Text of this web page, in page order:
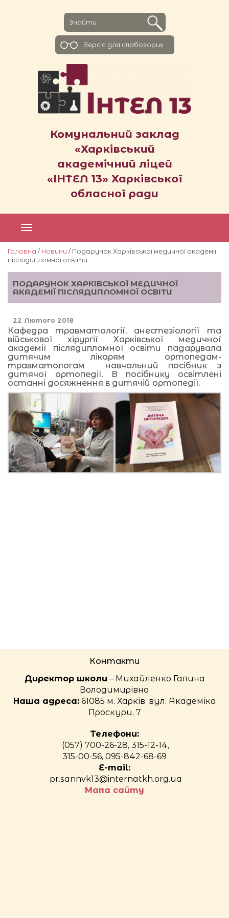
Комунальний заклад
«Харківський
академічний ліцей
«ІНТЕЛ 13» Харківської
обласної ради
Версiя для слабозорих
Головна / Новини / Подарунок Харківської медичної академії
післядипломної освіти
ПОДАРУНОК ХАРКІВСЬКОЇ МЕДИЧНОЇ
АКАДЕМІЇ ПІСЛЯДИПЛОМНОЇ ОСВІТИ
22 Лютого 2018
Кафедра травматології, анестезіології та
військової хірургії Харківської медичної
академії післядипломної освіти падарувала
дитячим лікарям ортопедам-
травматологам навчальний посібник з
дитячої ортопедії. В посібнику освітлені
останні досяжнення в дитячій ортопедії.
Контакти
Директор школи – Михайленко Галина
Володимирівна
Наша адреса:61085 м. Харків, вул. Академіка
Проскури, 7
Телефони:
(057) 700-26-28, 315-12-14,
315-00-56, 095-842-68-69
E-mail:
pr.sannvk13@internatkh.org.ua
Мапа сайту